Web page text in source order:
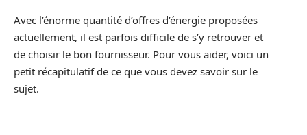
Avec l’énorme quantité d’offres d’énergie proposées
actuellement, il est parfois difficile de s’y retrouver et
de choisir le bon fournisseur. Pour vous aider, voici un
petit récapitulatif de ce que vous devez savoir sur le
sujet.